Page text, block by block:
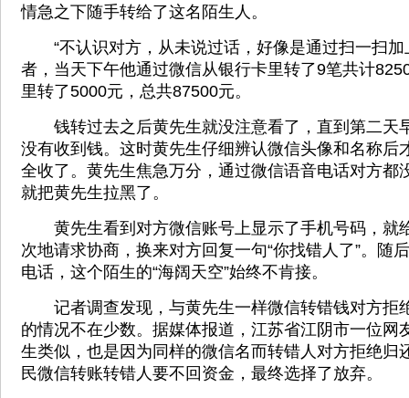
情急之下随手转给了这名陌生人。
“不认识对方，从未说过话，好像是通过扫一扫加
者，当天下午他通过微信从银行卡里转了9笔共计
里转了5000元，总共87500元。
钱转过去之后黄先生就没注意看了，直到第二天
没有收到钱。这时黄先生仔细辨认微信头像和名称后
全收了。黄先生焦急万分，通过微信语音电话对方都
就把黄先生拉黑了。
黄先生看到对方微信账号上显示了手机号码，就
次地请求协商，换来对方回复一句“你找错人了”。随
电话，这个陌生的“海阔天空”始终不肯接。
记者调查发现，与黄先生一样微信转错钱对方拒
的情况不在少数。据媒体报道，江苏省江阴市一位网
生类似，也是因为同样的微信名而转错人对方拒绝归
民微信转账转错人要不回资金，最终选择了放弃。